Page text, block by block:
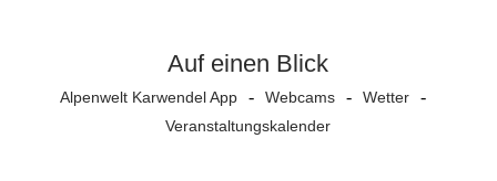
Auf einen Blick
Alpenwelt Karwendel App Webcams
Wetter
Veranstaltungs­kalender